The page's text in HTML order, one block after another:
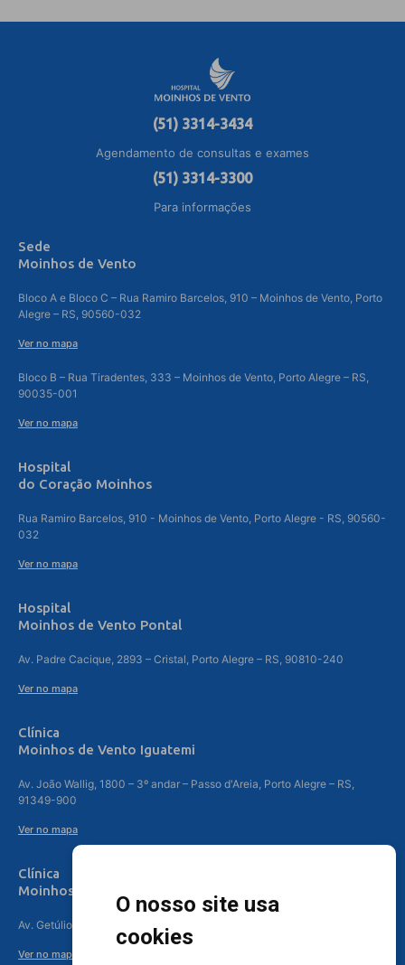
O nosso site usa
cookies
(51) 3314-3434
Agendamento de consultas e exames
(51) 3314-3300
Para informações
Sede
Moinhos de Vento
Bloco A e Bloco C – Rua Ramiro Barcelos, 910 – Moinhos de Vento, Porto
Alegre – RS, 90560-032
Ver no mapa
Bloco B – Rua Tiradentes, 333 – Moinhos de Vento, Porto Alegre – RS,
90035-001
Ver no mapa
Hospital
do Coração Moinhos
Rua Ramiro Barcelos, 910 - Moinhos de Vento, Porto Alegre - RS, 90560-
032
Ver no mapa
Hospital
Moinhos de Vento Pontal
Av. Padre Cacique, 2893 – Cristal, Porto Alegre – RS, 90810-240
Ver no mapa
Clínica
Moinhos de Vento Iguatemi
Av. João Wallig, 1800 – 3º andar – Passo d'Areia, Porto Alegre – RS,
91349-900
Ver no mapa
Clínica
Moinhos de Vento Canoas
Av. Getúlio Vargas, 4841 – Centro, Canoas – RS, 92010-010
Ver no mapa